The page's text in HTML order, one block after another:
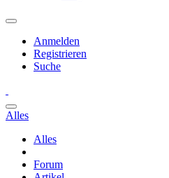
Anmelden
Registrieren
Suche
Alles
Alles
Forum